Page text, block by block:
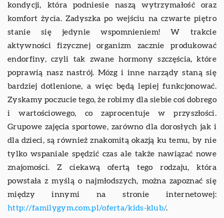
kondycji, która podniesie naszą wytrzymałość oraz
komfort życia. Zadyszka po wejściu na czwarte piętro
stanie się jedynie wspomnieniem! W trakcie
aktywności fizycznej organizm zacznie produkować
endorfiny, czyli tak zwane hormony szczęścia, które
poprawią nasz nastrój. Mózg i inne narządy staną się
bardziej dotlenione, a więc będą lepiej funkcjonować.
Zyskamy poczucie tego, że robimy dla siebie coś dobrego
i wartościowego, co zaprocentuje w przyszłości.
Grupowe zajęcia sportowe, zarówno dla dorosłych jak i
dla dzieci, są również znakomitą okazją ku temu, by nie
tylko wspaniale spędzić czas ale także nawiązać nowe
znajomości. Z ciekawą ofertą tego rodzaju, która
powstała z myślą o najmłodszych, można zapoznać się
między innymi na stronie internetowej:
http://familygym.com.pl/oferta/kids-klub/.